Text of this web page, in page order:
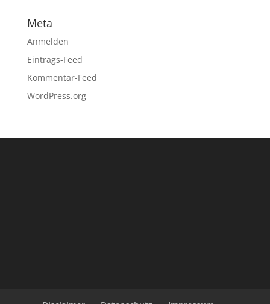
Meta
Anmelden
Eintrags-Feed
Kommentar-Feed
WordPress.org